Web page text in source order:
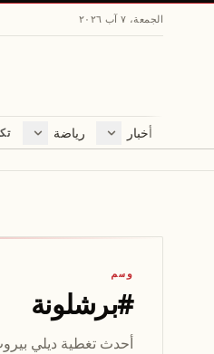
الجمعة، ٧ آب ٢٠٢٦
أخبار
اخبار لبنان
رياضة
كرة القدم
وسم
#برشلونة
أحدث تغطية ديلي بيروت لموضوع "برشلونة"